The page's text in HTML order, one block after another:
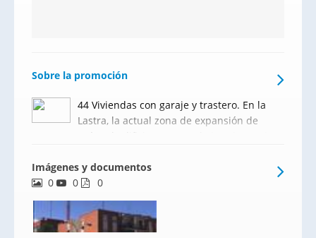
Sobre la promoción
44 Viviendas con garaje y trastero. En la
Lastra, la actual zona de expansión de
podrá disfrutar de cerca de cuatrocientos
mil metros cuadrados de zonas verdes,
amplias ave
Imágenes y documentos
0
0 0